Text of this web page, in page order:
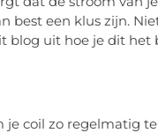
best een klus zijn.
blog uit hoe je dit het
coil zo regelmatig